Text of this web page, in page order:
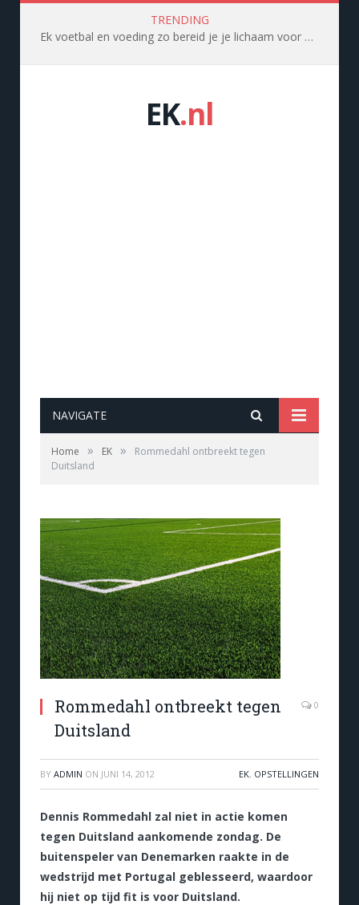
TRENDING
Ek voetbal en voeding zo bereid je je lichaam voor op topprestaties
EK.nl
NAVIGATE
Home » EK »
Rommedahl ontbreekt tegen
Duitsland
Rommedahl ontbreekt tegen
Duitsland
0
BY ADMIN ON JUNI 14, 2012 EK, OPSTELLINGEN
Dennis Rommedahl zal niet in actie komen
tegen Duitsland aankomende zondag. De
buitenspeler van Denemarken raakte in de
wedstrijd met Portugal geblesseerd, waardoor
hij niet op tijd fit is voor Duitsland.